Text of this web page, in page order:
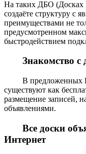
На таких ДБО (Досках
создаёте структуру с
преимуществами не
предусмотренном
быстродействием
Знакомство с
В предложенных
существуют как
размещение записей,
объявлениями.
Все доски
Интернет